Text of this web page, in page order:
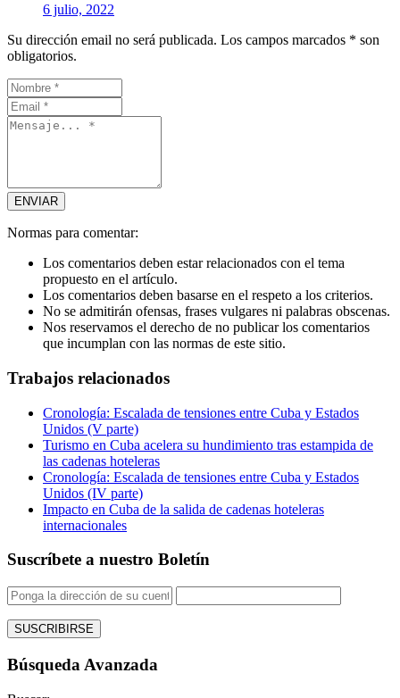
6 julio, 2022
Su dirección email no será publicada. Los campos marcados * son
obligatorios.
Normas para comentar:
Los comentarios deben estar relacionados con el tema
propuesto en el artículo.
Los comentarios deben basarse en el respeto a los criterios.
No se admitirán ofensas, frases vulgares ni palabras obscenas.
Nos reservamos el derecho de no publicar los comentarios
que incumplan con las normas de este sitio.
Trabajos relacionados
Cronología: Escalada de tensiones entre Cuba y Estados
Unidos (V parte)
Turismo en Cuba acelera su hundimiento tras estampida de
las cadenas hoteleras
Cronología: Escalada de tensiones entre Cuba y Estados
Unidos (IV parte)
Impacto en Cuba de la salida de cadenas hoteleras
internacionales
Suscríbete a nuestro Boletín
Búsqueda Avanzada